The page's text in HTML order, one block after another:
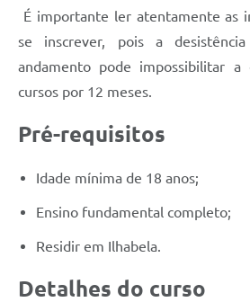
É importante ler atentamente as
se inscrever, pois a
andamento pode impossibilitar a
cursos por 12 meses.
Pré-requisitos
Idade mínima de 18 anos;
Ensino fundamental completo;
Residir em Ilhabela.
Detalhes do curso